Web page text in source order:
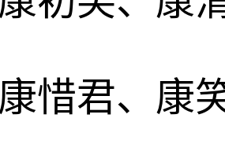
惜君、康